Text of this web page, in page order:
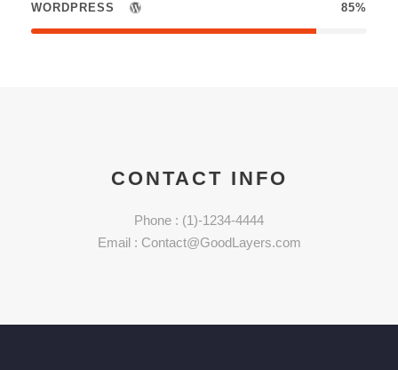
WORDPRESS 85%
CONTACT INFO
Phone : (1)-1234-4444
Email : Contact@GoodLayers.com